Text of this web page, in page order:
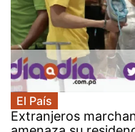
El País
Extranjeros